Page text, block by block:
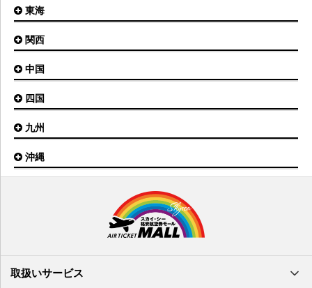
稚内空港
とかち帯広空港
根室中標津空港
奥尻空港
利尻空港
福島空港
大館能代空港
庄内空港
山形空港
茨城空港
八丈島空港
新潟空港
東海
名古屋(中部)空港
静岡空港
関西
大阪(伊丹)空港
神戸空港
南紀白浜空港
但馬空港
中国
広島空港
山口宇部空港
出雲空港
米子空港
四国
松山空港
徳島空港
九州
福岡空港
鹿児島空港
北九州空港
沖縄
南大東空港
取扱いサービス